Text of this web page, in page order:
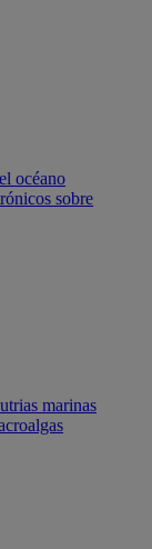
océano
sobre
marinas